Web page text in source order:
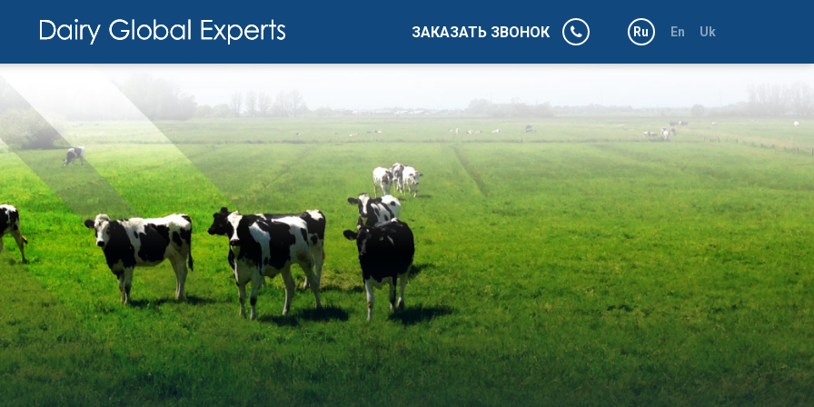
ЗАКАЗАТЬ ЗВОНОК Ru En Uk